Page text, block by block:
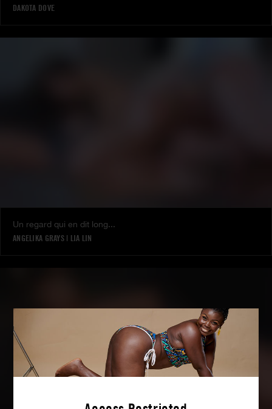
DAKOTA DOVE
Un regard qui en dit long...
ANGELIKA GRAYS| LIA LIN